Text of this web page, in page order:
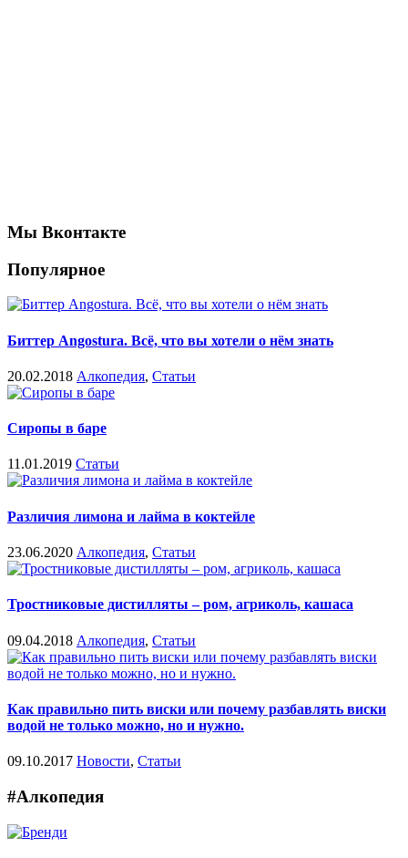
Мы Вконтакте
Популярное
Биттер Angostura. Всё, что вы хотели о нём знать
20.02.2018 Алкопедия, Статьи
Сиропы в баре
11.01.2019 Статьи
Различия лимона и лайма в коктейле
23.06.2020 Алкопедия, Статьи
Тростниковые дистилляты – ром, агриколь, кашаса
09.04.2018 Алкопедия, Статьи
Как правильно пить виски или почему разбавлять виски
водой не только можно, но и нужно.
09.10.2017 Новости, Статьи
#Алкопедия